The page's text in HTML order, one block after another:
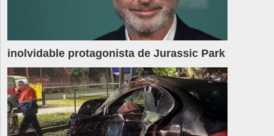
inolvidable protagonista de Jurassic Park